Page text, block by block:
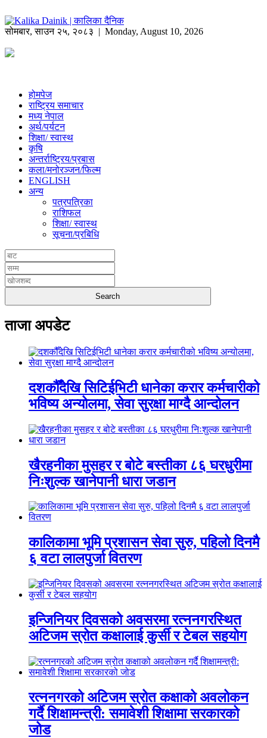
सोमबार,साउन २५, २०८३ | Monday, August 10, 2026
होमपेज
राष्ट्रिय समाचार
मध्य नेपाल
अर्थ/पर्यटन
शिक्षा/ स्वास्थ
कृषि
अन्तर्राष्ट्रिय/प्रबास
कला/मनोरञ्जन/फिल्म
ENGLISH
अन्य
पत्रपत्रिका
राशिफल
शिक्षा/ स्वास्थ
सूचना/प्रबिधि
ताजा अपडेट
दशकौँदेखि सिटिईभिटी धानेका करार कर्मचारीको
भविष्य अन्योलमा, सेवा सुरक्षा माग्दै आन्दोलन
खैरहनीका मुसहर र बोटे बस्तीका ८६ घरधुरीमा
निःशुल्क खानेपानी धारा जडान
कालिकामा भूमि प्रशासन सेवा सुरु, पहिलो दिनमै
६ वटा लालपुर्जा वितरण
इन्जिनियर दिवसको अवसरमा रत्ननगरस्थित
अटिजम स्रोत कक्षालाई कुर्सी र टेबल सहयोग
रत्ननगरको अटिजम स्रोत कक्षाको अवलोकन
गर्दै शिक्षामन्त्री: समावेशी शिक्षामा सरकारको
जोड